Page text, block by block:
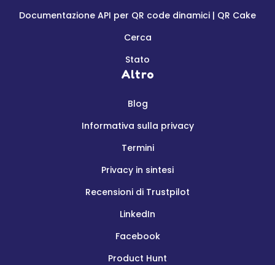
Documentazione API per QR code dinamici | QR Cake
Cerca
Stato
Altro
Blog
Informativa sulla privacy
Termini
Privacy in sintesi
Recensioni di Trustpilot
LinkedIn
Facebook
Product Hunt